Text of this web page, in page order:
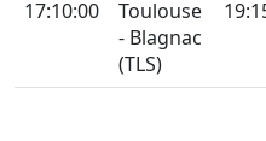
17:10:00
Toulouse
- Blagnac
(TLS)